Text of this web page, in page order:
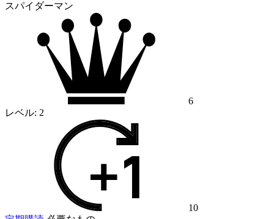
スパイダーマン
6
レベル: 2
10